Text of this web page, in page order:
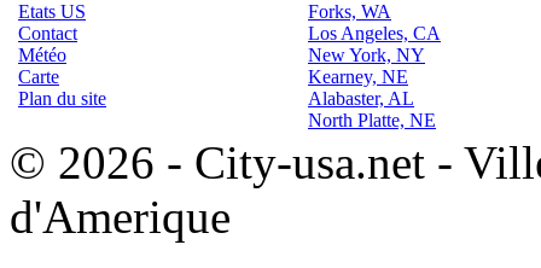
Etats US
Contact
Météo
Carte
Plan du site
Forks, WA
Los Angeles, CA
New York, NY
Kearney, NE
Alabaster, AL
North Platte, NE
© 2026 - City-usa.net -
d'Amerique